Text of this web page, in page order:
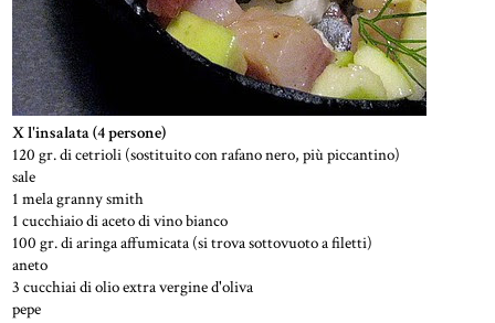
X l'insalata (4 persone)
120 gr. di cetrioli (sostituito con rafano nero, più piccantino)
sale
1 mela granny smith
1 cucchiaio di aceto di vino bianco
100 gr. di aringa affumicata (si trova sottovuoto a filetti)
aneto
3 cucchiai di olio extra vergine d'oliva
pepe